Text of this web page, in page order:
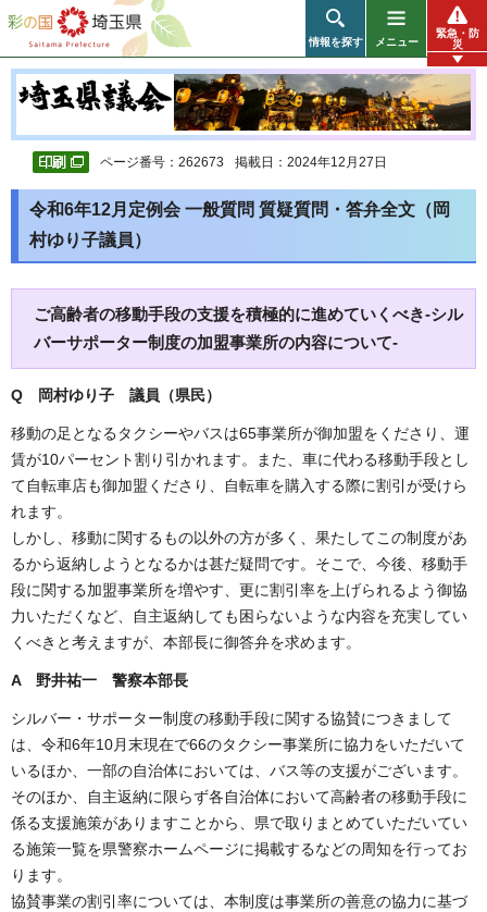
彩の国 埼玉県
情報を探す メニュー
緊急・防
災
ページ番号：262673 掲載日：2024年12月27日
令和6年12月定例会 一般質問 質疑質問・答弁全文（岡
村ゆり子議員）
ご高齢者の移動手段の支援を積極的に進めていくべき-シル
バーサポーター制度の加盟事業所の内容について-
Q 岡村ゆり子 議員（県民）
移動の足となるタクシーやバスは65事業所が御加盟をくださり、運
賃が10パーセント割り引かれます。また、車に代わる移動手段とし
て自転車店も御加盟くださり、自転車を購入する際に割引が受けら
れます。
しかし、移動に関するもの以外の方が多く、果たしてこの制度があ
るから返納しようとなるかは甚だ疑問です。そこで、今後、移動手
段に関する加盟事業所を増やす、更に割引率を上げられるよう御協
力いただくなど、自主返納しても困らないような内容を充実してい
くべきと考えますが、本部長に御答弁を求めます。
A 野井祐一 警察本部長
シルバー・サポーター制度の移動手段に関する協賛につきまして
は、令和6年10月末現在で66のタクシー事業所に協力をいただいて
いるほか、一部の自治体においては、バス等の支援がございます。
そのほか、自主返納に限らず各自治体において高齢者の移動手段に
係る支援施策がありますことから、県で取りまとめていただいてい
る施策一覧を県警察ホームページに掲載するなどの周知を行ってお
ります。
協賛事業の割引率については、本制度は事業所の善意の協力に基づ